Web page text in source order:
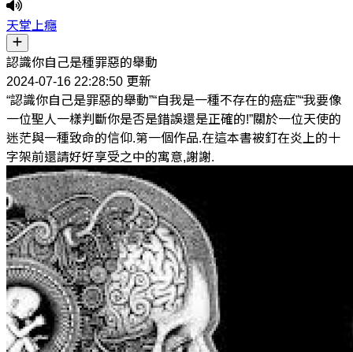
天堂上癮
認識你自己是種罪惡的舉動
2024-07-16 22:28:50 更新
“認識你自己是罪惡的舉動”“自我是一種不存在的癌症”“我要像
一位聖人一樣判斷你是否是錯誤還是正確的!”關於一位天使的
迷茫與一種致命的信仰.第一個作品.在這本書被釘在炎上的十
字架前還請好好享受之中的寓意,謝謝.